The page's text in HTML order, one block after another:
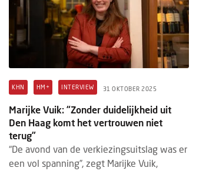
KHN HM+ INTERVIEW 31 OKTOBER 2025
Marijke Vuik: “Zonder duidelijkheid uit
Den Haag komt het vertrouwen niet
terug”
“De avond van de verkiezingsuitslag was er
een vol spanning”, zegt Marijke Vuik,